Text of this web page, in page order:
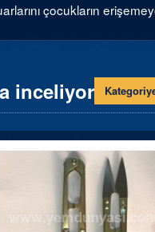
çocukların
inceliyor